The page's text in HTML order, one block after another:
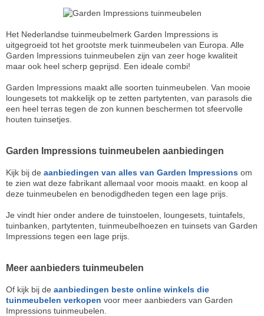
Het Nederlandse tuinmeubelmerk Garden Impressions is
uitgegroeid tot het grootste merk tuinmeubelen van Europa. Alle
Garden Impressions tuinmeubelen zijn van zeer hoge kwaliteit
maar ook heel scherp geprijsd. Een ideale combi!
Garden Impressions maakt alle soorten tuinmeubelen. Van mooie
loungesets tot makkelijk op te zetten partytenten, van parasols die
een heel terras tegen de zon kunnen beschermen tot sfeervolle
houten tuinsetjes.
Garden Impressions tuinmeubelen aanbiedingen
Kijk bij de aanbiedingen van alles van Garden Impressions om
te zien wat deze fabrikant allemaal voor moois maakt. en koop al
deze tuinmeubelen en benodigdheden tegen een lage prijs.
Je vindt hier onder andere de tuinstoelen, loungesets, tuintafels,
tuinbanken, partytenten, tuinmeubelhoezen en tuinsets van Garden
Impressions tegen een lage prijs.
Meer aanbieders tuinmeubelen
Of kijk bij de aanbiedingen beste online winkels die
tuinmeubelen verkopen voor meer aanbieders van Garden
Impressions tuinmeubelen.